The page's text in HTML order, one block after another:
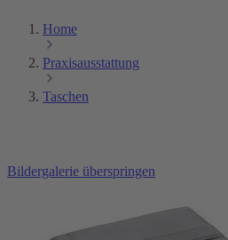
Home
Praxisausstattung
Taschen
Bildergalerie überspringen